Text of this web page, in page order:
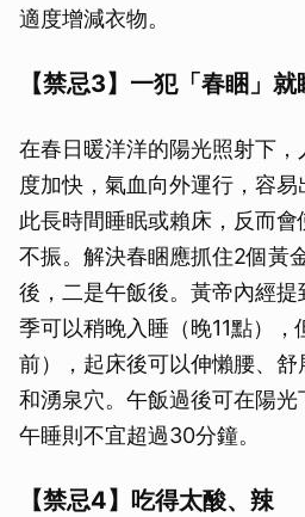
適度增減衣物。
【禁忌3】一犯「春睏」就
在春日暖洋洋的陽光照射下
度加快，氣血向外運行，容
此長時間睡眠或賴床，反而
不振。解決春睏應抓住2個黃
後，二是午飯後。黃帝內經
季可以稍晚入睡（晚11點）
前），起床後可以伸懶腰、
和湧泉穴。午飯過後可在陽光
午睡則不宜超過30分鐘。
【禁忌4】吃得太酸、辣